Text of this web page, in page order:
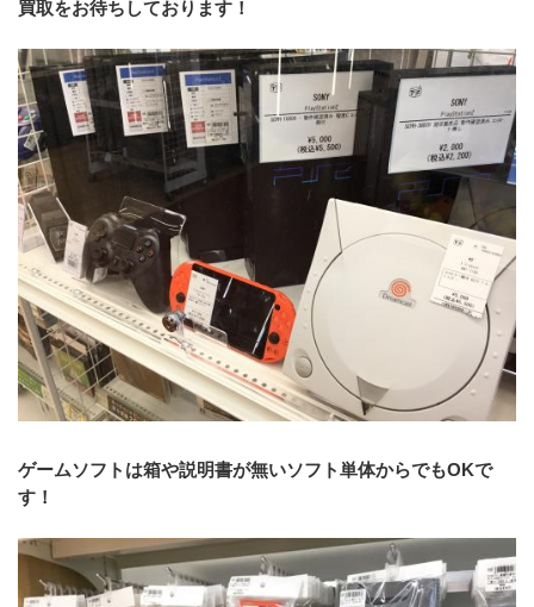
買取をお待ちしております！
ゲームソフトは箱や説明書が無いソフト単体からでもOKで
す！